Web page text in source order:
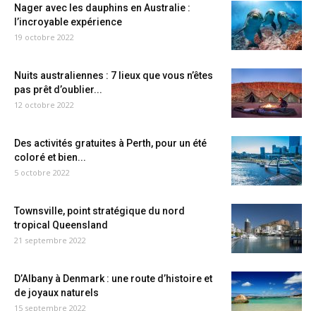
Nager avec les dauphins en Australie :
l’incroyable expérience
19 octobre 2022
Nuits australiennes : 7 lieux que vous n’êtes
pas prêt d’oublier...
12 octobre 2022
Des activités gratuites à Perth, pour un été
coloré et bien...
5 octobre 2022
Townsville, point stratégique du nord
tropical Queensland
21 septembre 2022
D’Albany à Denmark : une route d’histoire et
de joyaux naturels
15 septembre 2022